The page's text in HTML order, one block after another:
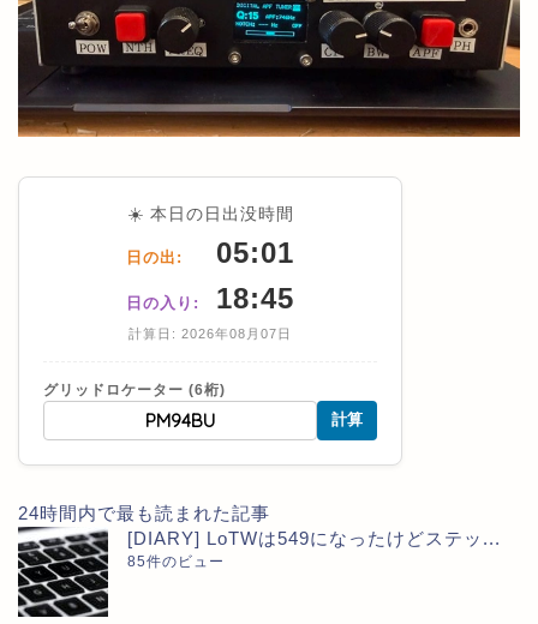
☀️ 本日の日出没時間
日の出: 05:01
日の入り: 18:45
計算日: 2026年08月07日
グリッドロケーター (6桁)
計算
24時間内で最も読まれた記事
[DIARY] LoTWは549になったけどステッ...
85件のビュー